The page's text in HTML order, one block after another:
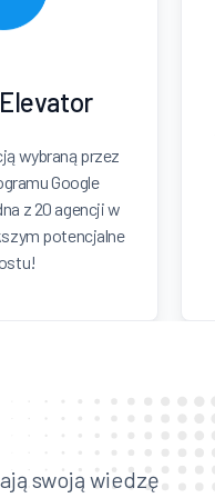
wybraną przez
Google
z 20 agencji w
potencjalne
swoją wiedzę